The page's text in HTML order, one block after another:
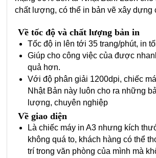
chất lượng, có thể in bản vẽ xây dựng
Về tốc độ và chất lượng bản in
Tốc độ in lên tới 35 trang/phút, in
Giúp cho công việc của được
quả hơn.
Với độ phân giải 1200dpi, chiếc
Nhật Bản này luôn cho ra những
lượng, chuyên nghiệp
Về giao diện
Là chiếc máy in A3 nhưng kích
không quá to, khách hàng có thể
trí trong văn phòng của mình mà